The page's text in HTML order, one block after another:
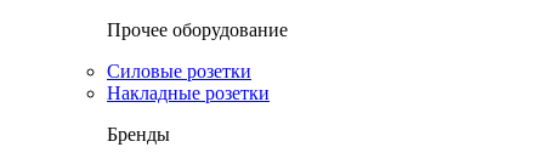
Прочее оборудование
Силовые розетки
Накладные розетки
Бренды